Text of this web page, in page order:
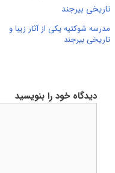
مدرسه شوکتیه یکی از آثار زیبا و
تاریخی بیرجند
دیدگاه خود را بنویسید